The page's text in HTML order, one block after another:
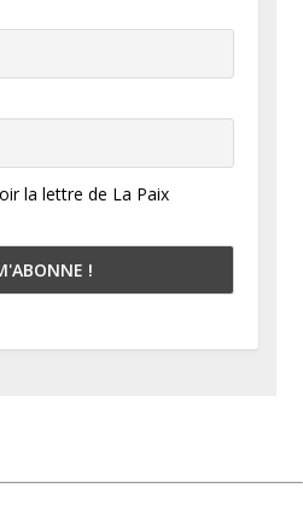
la lettre de La Paix